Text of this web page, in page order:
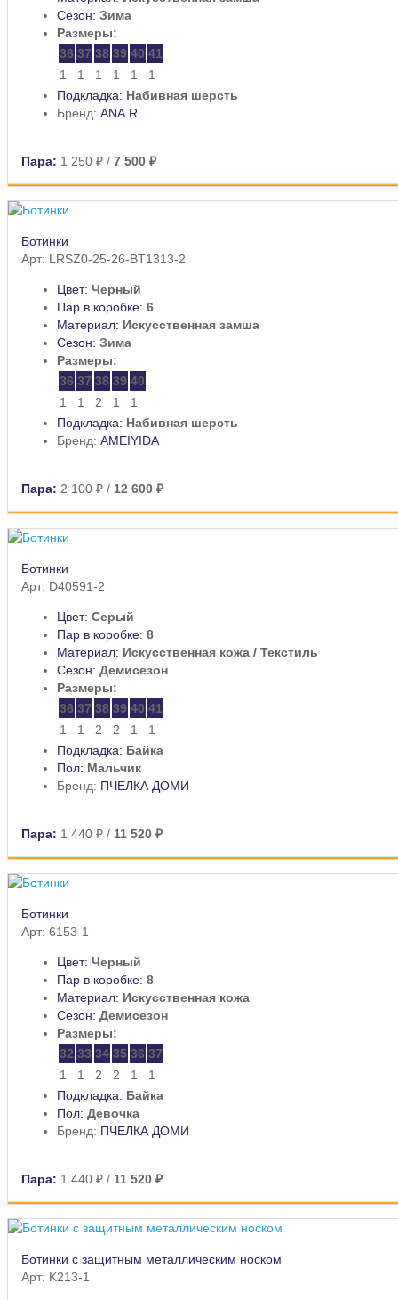
Сезон: Зима
Размеры:
36 37 38 39 40 41
1
1 1 1 1
1
Подкладка: Набивная шерсть
Бренд: ANA.R
Пара: 1 250 ₽ / 7 500 ₽
Ботинки
Арт: LRSZ0-25-26-BT1313-2
Цвет: Черный
Пар в коробке: 6
Материал: Искусственная замша
Сезон: Зима
Размеры:
36 37 38 39 40
1
1 2 1
1
Подкладка: Набивная шерсть
Бренд: AMEIYIDA
Пара: 2 100 ₽ / 12 600 ₽
Ботинки
Арт: D40591-2
Цвет: Серый
Пар в коробке: 8
Материал: Искусственная кожа / Текстиль
Сезон: Демисезон
Размеры:
36 37 38 39 40 41
1
1 2 2 1
1
Подкладка: Байка
Пол: Мальчик
Бренд: ПЧЕЛКА ДОМИ
Пара: 1 440 ₽ / 11 520 ₽
Ботинки
Арт: 6153-1
Цвет: Черный
Пар в коробке: 8
Материал: Искусственная кожа
Сезон: Демисезон
Размеры:
32 33 34 35 36 37
1
1 2 2 1
1
Подкладка: Байка
Пол: Девочка
Бренд: ПЧЕЛКА ДОМИ
Пара: 1 440 ₽ / 11 520 ₽
Ботинки с защитным металлическим носком
Арт: K213-1